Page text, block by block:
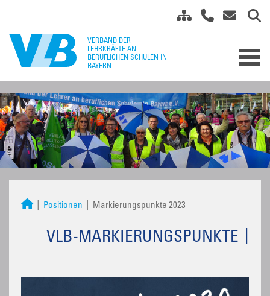
Positionen Markierungspunkte 2023
VLB-MARKIERUNGSPUNKTE